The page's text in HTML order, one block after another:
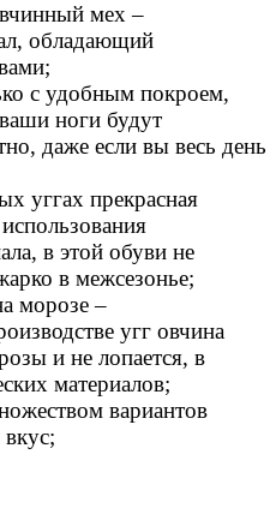
мех –
обладающий
с удобным покроем,
ноги будут
даже если вы весь день
уггах прекрасная
в этой обуви не
в межсезонье;
морозе –
угг овчина
и не лопается, в
материалов;
вариантов